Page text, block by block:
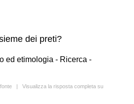
dei preti?
ed etimologia - Ricerca -
| Visualizza la risposta completa su